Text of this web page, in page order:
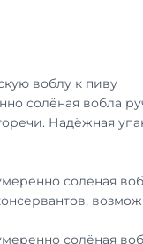
воблу к пиву
солёная вобла
Надёжная
солёная
солёная